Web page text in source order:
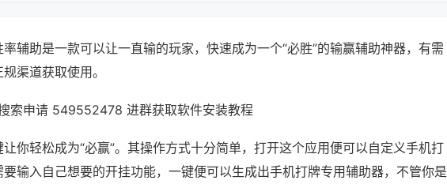
辅助是一款可以让一直输的玩家，快速成为一个“必胜”的输赢辅助神器，有需
渠道获取使用。
索申请 549552478 进群获取软件安装教程
你轻松成为“必赢”。其操作方式十分简单，打开这个应用便可以自定义手机打
输入自己想要的开挂功能，一键便可以生成出手机打牌专用辅助器，不管你是